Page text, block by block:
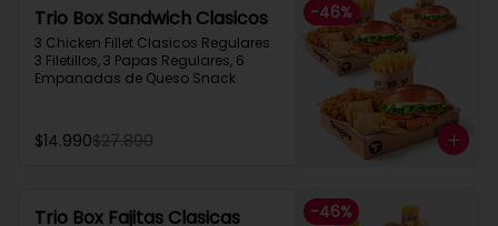
-46%
Trio Box Sandwich Clasicos
3 Chicken Fillet Clasicos Regulares
3 Filetillos, 3 Papas Regulares, 6
Empanadas de Queso Snack
$14.990$27.890
-46%
Trio Box Fajitas Clasicas